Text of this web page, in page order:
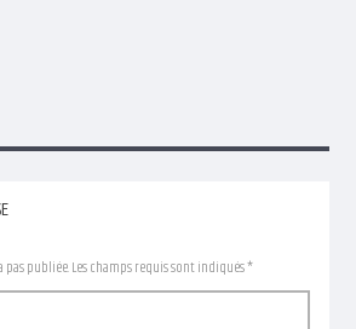
pas publiée. Les champs requis sont indiqués *